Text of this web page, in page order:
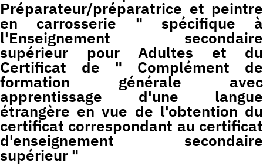
Préparateur/préparatrice et peintre
en carrosserie " spécifique à
l'Enseignement secondaire
supérieur pour Adultes et du
Certificat de " Complément de
formation générale avec
apprentissage d'une langue
étrangère en vue de l'obtention du
certificat correspondant au certificat
d'enseignement secondaire
supérieur "